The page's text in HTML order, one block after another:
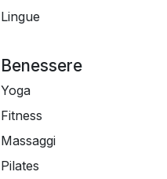
Lingue
Benessere
Yoga
Fitness
Massaggi
Pilates